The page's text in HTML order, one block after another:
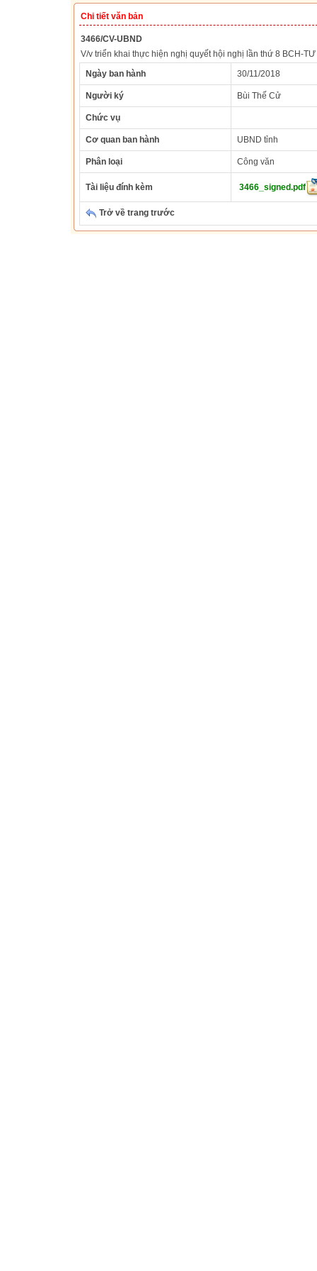
Chi tiết văn bản
3466/CV-UBND
V/v triển khai thực hiện nghị quyết hội nghị lần thứ 8 BCH-
Ngày ban hành
30/11/2018
Người ký Bùi Thế Cử
Chức vụ
Cơ quan ban hành UBND tỉnh
Phân loại Công văn
Tài liệu đính kèm 3466_signed.pdf
Trở về trang trước